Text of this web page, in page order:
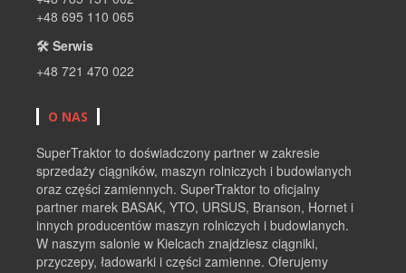
+48 695 110 065
🛠 Serwis
+48 721 470 022
O NAS
SuperTraktor to doświadczony partner w zakresie
sprzedaży ciągników, maszyn rolniczych i budowlanych
oraz części zamiennych. SuperTraktor to oficjalny
partner marek BASAK, YTO, URSUS, Branson, Hornet i
innych producentów maszyn rolniczych i budowlanych.
W naszym salonie w Kielcach znajdziesz ciągniki,
przyczepy, ładowarki i części zamienne. Oferujemy